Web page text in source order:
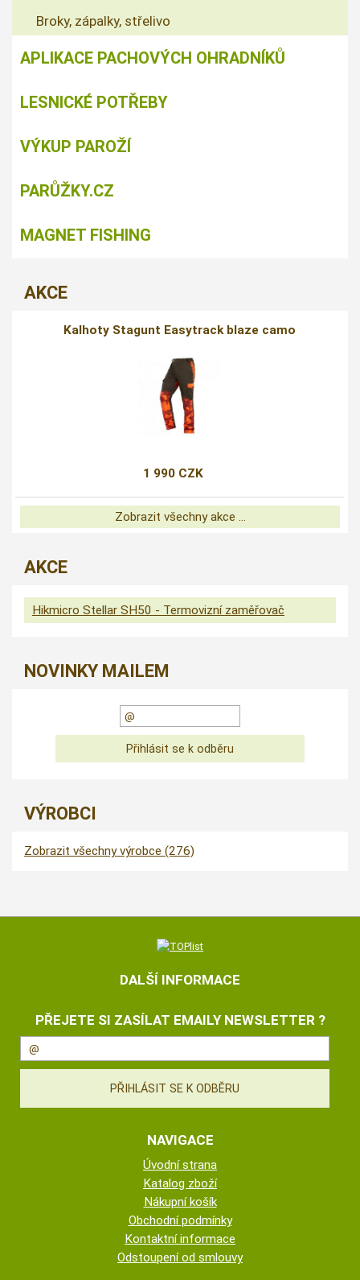
Broky, zápalky, střelivo
APLIKACE PACHOVÝCH OHRADNÍKŮ
LESNICKÉ POTŘEBY
VÝKUP PAROŽÍ
PARŮŽKY.CZ
MAGNET FISHING
AKCE
Kalhoty Stagunt Easytrack blaze camo
1 990 CZK
Zobrazit všechny akce ...
AKCE
Hikmicro Stellar SH50 - Termovizní zaměřovač
NOVINKY MAILEM
VÝROBCI
Zobrazit všechny výrobce (276)
DALŠÍ INFORMACE
PŘEJETE SI ZASÍLAT EMAILY NEWSLETTER ?
NAVIGACE
Úvodní strana
Katalog zboží
Nákupní košík
Obchodní podmínky
Kontaktní informace
Odstoupení od smlouvy